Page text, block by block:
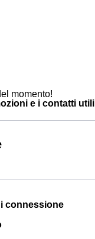
momento!
e i contatti utili
connessione